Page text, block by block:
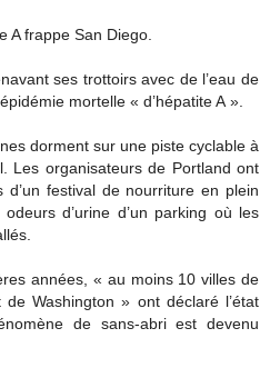
A frappe San Diego.
ses trottoirs avec de l’eau de
mortelle « d’hépatite A ».
dorment sur une piste cyclable à
Les organisateurs de Portland ont
d’un festival de nourriture en plein
d’urine d’un parking où les
années, « au moins 10 villes de
de Washington » ont déclaré l’état
de sans-abri est devenu